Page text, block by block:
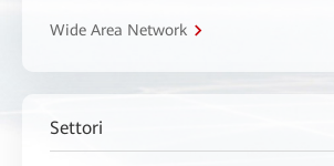
Wide Area Network
Settori